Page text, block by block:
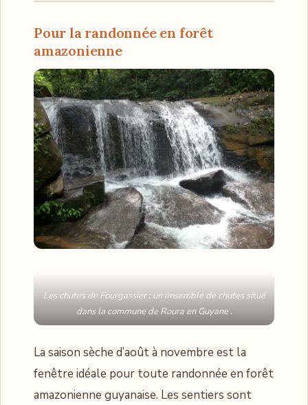
Pour la randonnée en forêt
amazonienne
Les chutes de Fourgassier : un ensemble de chutes situé
dans la commune de Roura en Guyane .
La saison sèche d’août à novembre est la
fenêtre idéale pour toute randonnée en forêt
amazonienne guyanaise. Les sentiers sont